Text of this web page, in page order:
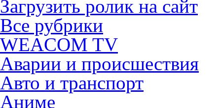
Загрузить ролик на сайт
Все рубрики
WEACOM TV
Аварии и происшествия
Авто и транспорт
Аниме